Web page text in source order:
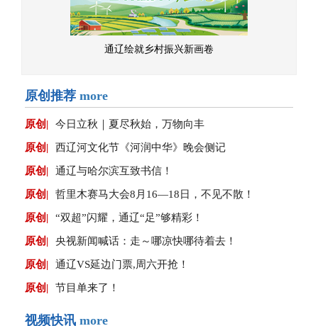
通辽绘就乡村振兴新画卷
原创推荐 more
原创| 今日立秋｜夏尽秋始，万物向丰
原创| 西辽河文化节《河润中华》晚会侧记
原创| 通辽与哈尔滨互致书信！
原创| 哲里木赛马大会8月16—18日，不见不散！
原创| “双超”闪耀，通辽“足”够精彩！
原创| 央视新闻喊话：走～哪凉快哪待着去！
原创| 通辽VS延边门票,周六开抢！
原创| 节目单来了！
视频快讯 more